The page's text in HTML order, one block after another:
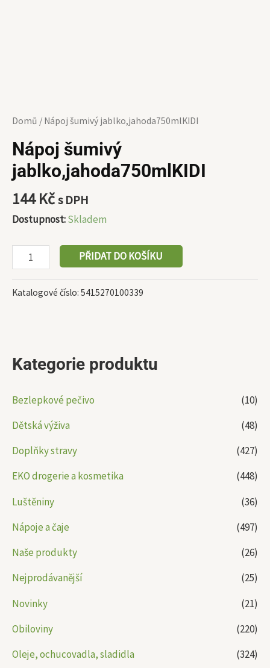
Kategorie produktu
Bezlepkové pečivo
(10)
Dětská výživa
(48)
Doplňky stravy
(427)
EKO drogerie a kosmetika
(448)
Luštěniny
(36)
Nápoje a čaje
(497)
Naše produkty
(26)
Nejprodávanější
(25)
Novinky
(21)
Obiloviny
(220)
Oleje, ochucovadla, sladidla
(324)
Domů / Nápoj šumivý jablko,jahoda750mlKIDI
Nápoj šumivý
jablko,jahoda750mlKIDI
144Kčs DPH
Dostupnost:Skladem
PŘIDAT DO KOŠÍKU
Katalogové číslo: 5415270100339